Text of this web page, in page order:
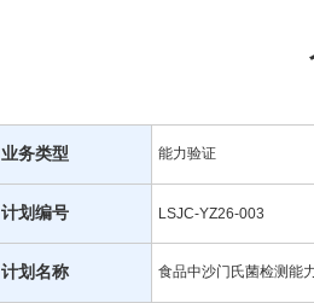
业务类型 能力验证
计划编号 LSJC-YZ26-003
计划名称 食品中沙门氏菌检测能